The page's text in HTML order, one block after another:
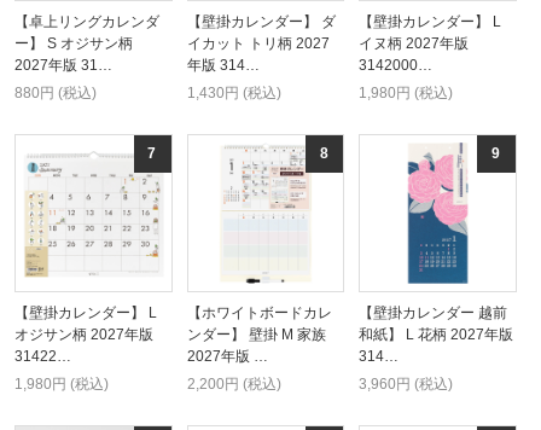
【卓上リングカレンダ
ー】 S オジサン柄
2027年版 31…
880円 (税込)
【壁掛カレンダー】 ダ
イカット トリ柄 2027
年版 314…
1,430円 (税込)
【壁掛カレンダー】 L
イヌ柄 2027年版
3142000…
1,980円 (税込)
【壁掛カレンダー】 L
オジサン柄 2027年版
31422…
1,980円 (税込)
【ホワイトボードカレ
ンダー】 壁掛 M 家族
2027年版 …
2,200円 (税込)
【壁掛カレンダー 越前
和紙】 L 花柄 2027年版
314…
3,960円 (税込)